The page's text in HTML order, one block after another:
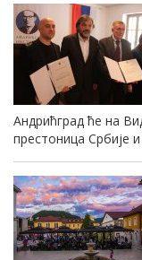
Андрићград ће на
престоница Србије